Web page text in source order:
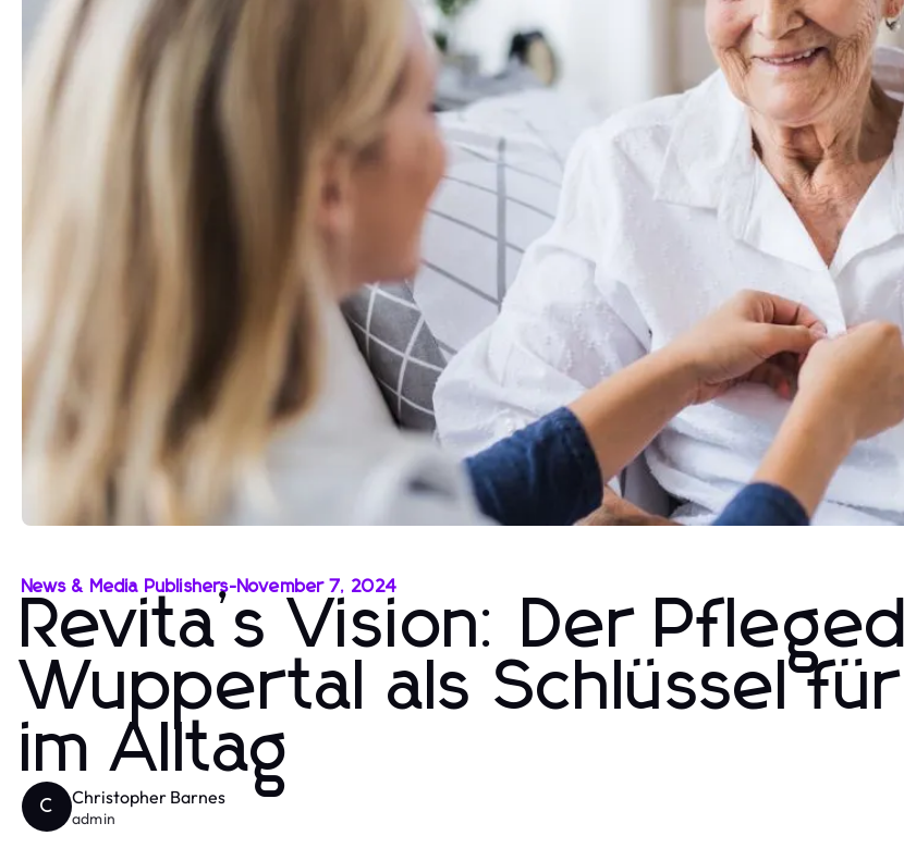
News & Media Publishers-November 7, 2024
Revita’s Vision: Der
Wuppertal als Schlüssel
im Alltag
C Christopher Barnes
admin